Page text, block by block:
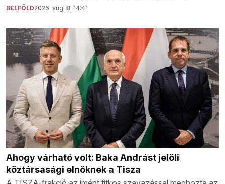
BELFÖLD2026. aug. 8. 14:41
Ahogy várható volt: Baka Andrást jelöli
köztársasági elnöknek a Tisza